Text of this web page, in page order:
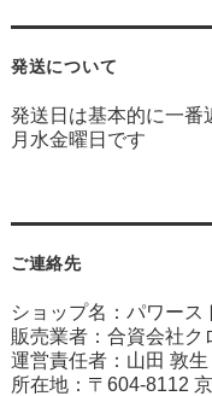
発送について
発送日は基本的に一番
月水金曜日です
ご連絡先
ショップ名：パワー
販売業者：合資会社ク
運営責任者：山田 敦生
所在地：〒604-8112